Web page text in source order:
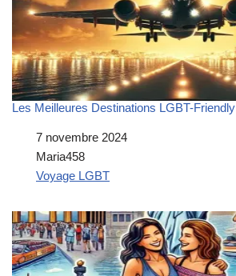
Les Meilleures Destinations LGBT-Friendly
Date7 novembre 2024
AuteurMaria458
Par rapport à
Voyage LGBT